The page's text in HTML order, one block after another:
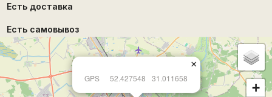
Есть доставка
Есть самовывоз
GPS 52.427548 31.011658
×
+